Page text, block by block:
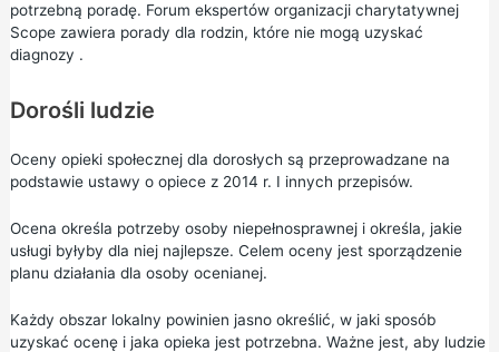
potrzebną poradę. Forum ekspertów organizacji charytatywnej
Scope zawiera porady dla rodzin, które nie mogą uzyskać
diagnozy .
Dorośli ludzie
Oceny opieki społecznej dla dorosłych są przeprowadzane na
podstawie ustawy o opiece z 2014 r. I innych przepisów.
Ocena określa potrzeby osoby niepełnosprawnej i określa, jakie
usługi byłyby dla niej najlepsze. Celem oceny jest sporządzenie
planu działania dla osoby ocenianej.
Każdy obszar lokalny powinien jasno określić, w jaki sposób
uzyskać ocenę i jaka opieka jest potrzebna. Ważne jest, aby ludzie